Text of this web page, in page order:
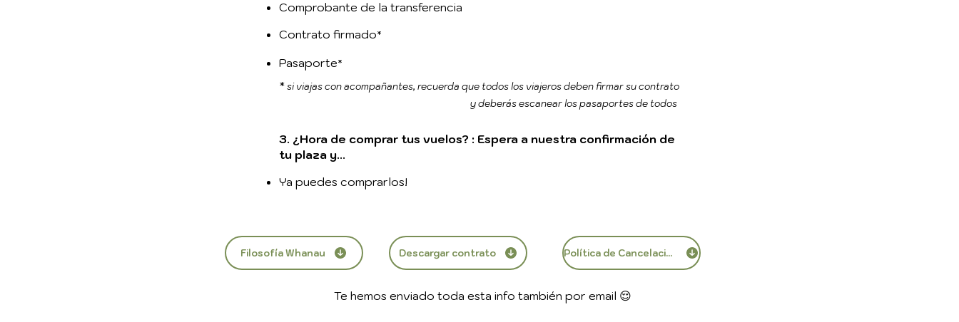
Comprobante de la transferencia​
Contrato firmado*
Pasaporte*
*si viajas con acompañantes, recuerda que todos los viajeros deben firmar su contrato
y deberás escanear los pasaportes de todos
3. ¿Hora de comprar tus vuelos? : Espera a nuestra confirmación de
tu plaza y...
Ya puedes comprarlos!
Filosofía Whanau Descargar contrato Política de Cancelación
Te hemos enviado toda esta info también por email 😌